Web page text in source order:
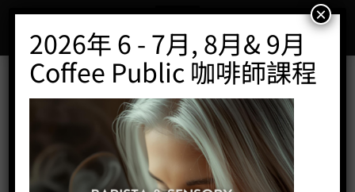
content
首頁 / WPM咖啡系列 / 炒豆機
更多
2026年 6 - 7月, 8月& 9月
Coffee Public 咖啡師課程
×